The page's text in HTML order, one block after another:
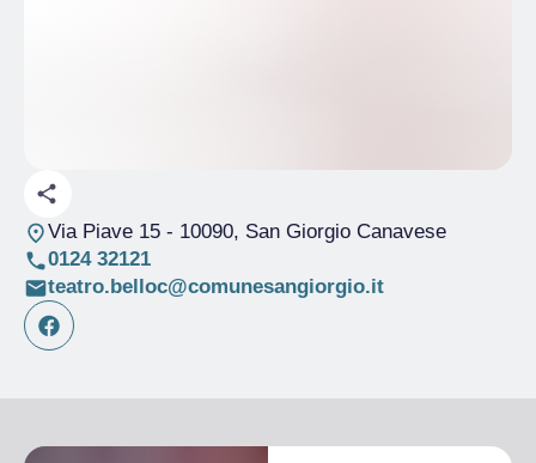
Via Piave 15- 10090, San Giorgio Canavese
0124 32121
teatro.belloc@comunesangiorgio.it